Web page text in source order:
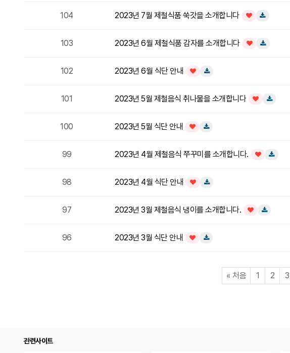
104 2023년 7월 제철식품 쑥갓을 소개합니다
인기글
103 2023년 6월 제철식품 감자를 소개합니다
인기글
102 2023년 6월 식단 안내
인기글
101 2023년 5월 제철음식 취나물을 소개합니다
인기글
100 2023년 5월 식단 안내
인기글
99 2023년 4월 제철음식 쭈꾸미를 소개합니다.
인기글
98 2023년 4월 식단 안내
인기글
97 2023년 3월 제철음식 냉이를 소개합니다.
인기글
96 2023년 3월 식단 안내
인기글
« 처음페이지
1 페이지
2페이지
3
관련사이트